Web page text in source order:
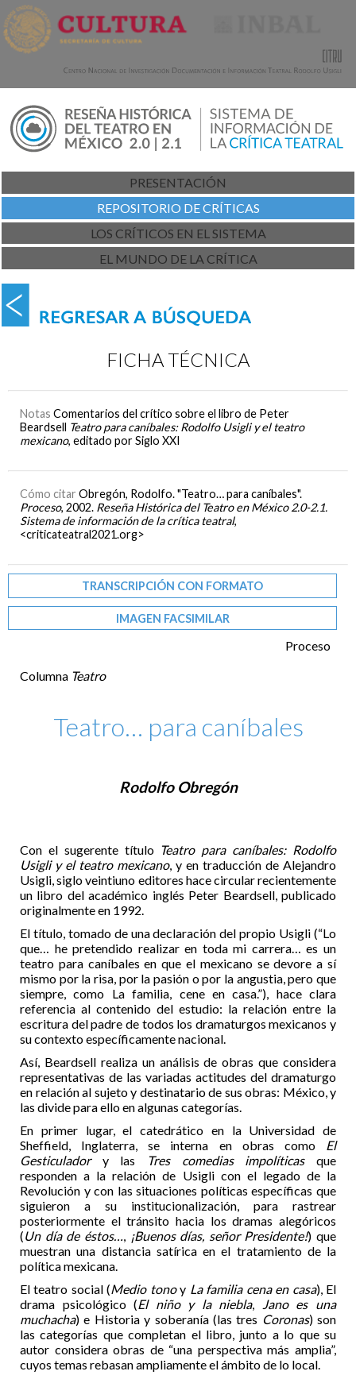
PRESENTACIÓN
REPOSITORIO DE CRÍTICAS
LOS CRÍTICOS EN EL SISTEMA
EL MUNDO DE LA CRÍTICA
FICHA TÉCNICA
Notas Comentarios del crítico sobre el libro de Peter
Beardsell Teatro para caníbales: Rodolfo Usigli y el teatro
mexicano, editado por Siglo XXI
Cómo citar Obregón, Rodolfo. "Teatro… para caníbales".
Proceso, 2002. Reseña Histórica del Teatro en México 2.0-2.1.
Sistema de información de la crítica teatral,
<criticateatral2021.org>
TRANSCRIPCIÓN CON FORMATO
IMAGEN FACSIMILAR
Proceso
Columna Teatro
Teatro… para caníbales
Rodolfo Obregón
Con el sugerente título Teatro para caníbales: Rodolfo
Usigli y el teatro mexicano, y en traducción de Alejandro
Usigli, siglo veintiuno editores hace circular recientemente
un libro del académico inglés Peter Beardsell, publicado
originalmente en 1992.
El título, tomado de una declaración del propio Usigli (“Lo
que… he pretendido realizar en toda mi carrera… es un
teatro para caníbales en que el mexicano se devore a sí
mismo por la risa, por la pasión o por la angustia, pero que
siempre, como La familia, cene en casa.”), hace clara
referencia al contenido del estudio: la relación entre la
escritura del padre de todos los dramaturgos mexicanos y
su contexto específicamente nacional.
Así, Beardsell realiza un análisis de obras que considera
representativas de las variadas actitudes del dramaturgo
en relación al sujeto y destinatario de sus obras: México, y
las divide para ello en algunas categorías.
En primer lugar, el catedrático en la Universidad de
Sheffield, Inglaterra, se interna en obras como El
Gesticuladory las Tres comedias impolíticasque
responden a la relación de Usigli con el legado de la
Revolución y con las situaciones políticas específicas que
siguieron a su institucionalización, para rastrear
posteriormente el tránsito hacia los dramas alegóricos
(Un día de éstos…, ¡Buenos días, señor Presidente!) que
muestran una distancia satírica en el tratamiento de la
política mexicana.
El teatro social (Medio tonoy La familia cena en casa), El
drama psicológico (El niño y la niebla, Jano es una
muchacha) e Historia y soberanía (las tres Coronas) son
las categorías que completan el libro, junto a lo que su
autor considera obras de “una perspectiva más amplia”,
cuyos temas rebasan ampliamente el ámbito de lo local.